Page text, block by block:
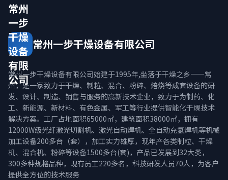
常州
一步
干燥
设备
有限
公司
常州一步干燥设备有限公司
常州一步干燥设备有限公司始建于1995年,坐落于干燥之乡——常
州，是一家致力于干燥、制粒、混合、粉碎、焙烧等成套设备的研
发、设计、制造、销售与服务的高新技术企业，致力于为制药、化
工、新能源、新材料、有色金属、军工等行业提供智能化干燥技术
解决方案。工厂占地面积65000㎡，建筑面积38000㎡，拥有
12000W级光纤激光切割机、激光自动焊机、全自动充氩焊机等机械
加工设备200多台（套），加工实力雄厚，现年产各类制粒、干燥
机、混合机、粉碎等设备1500多台(套)，产品已发展到32大类，
300多种规格品种，现有员工220多名，科技研发人员70人，为客户
提供全方位的技术服务